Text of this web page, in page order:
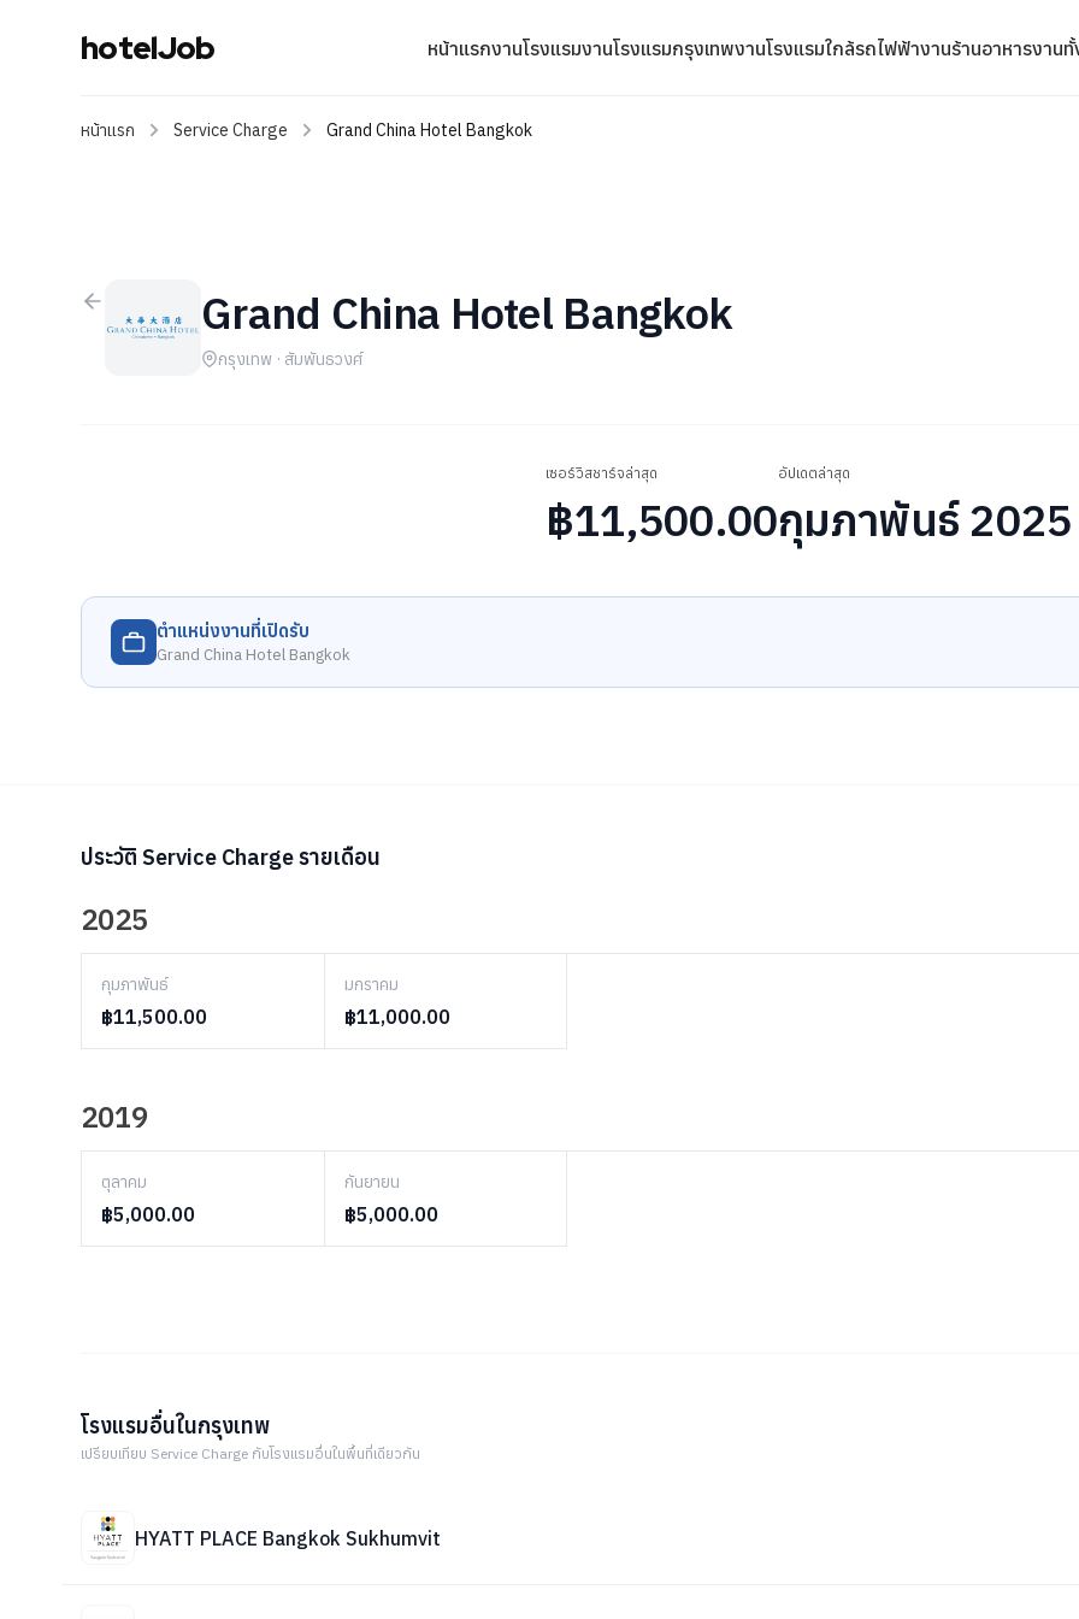
hotelJob หน้าแรกงานโรงแรมงานโรงแรมกรุงเทพงานโรงแรมใกล้รถไฟฟ้างานร้านอาหารงาน
หน้าแรก Service Charge Grand China Hotel Bangkok
Grand China Hotel Bangkok
กรุงเทพ · สัมพันธวงศ์
เซอร์วิสชาร์จล่าสุด
฿11,500.00
อัปเดตล่าสุด
กุมภาพันธ์ 2025
ตำแหน่งงานที่เปิดรับ
Grand China Hotel Bangkok
ประวัติ Service Charge รายเดือน
2025
กุมภาพันธ์
฿11,500.00
มกราคม
฿11,000.00
2019
ตุลาคม
฿5,000.00
กันยายน
฿5,000.00
โรงแรมอื่นในกรุงเทพ
เปรียบเทียบ Service Charge กับโรงแรมอื่นในพื้นที่เดียวกัน
HYATT PLACE Bangkok Sukhumvit